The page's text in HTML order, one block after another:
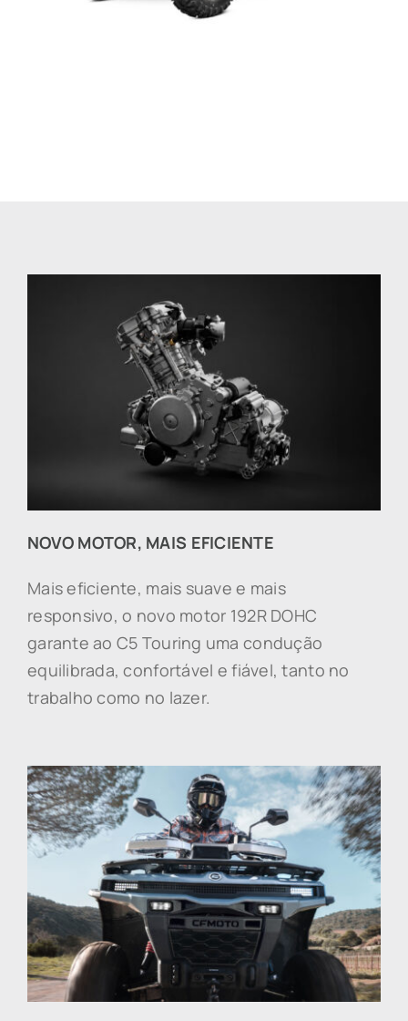
NOVO MOTOR, MAIS EFICIENTE
Mais eficiente, mais suave e mais
responsivo, o novo motor 192R DOHC
garante ao C5 Touring uma condução
equilibrada, confortável e fiável, tanto no
trabalho como no lazer.